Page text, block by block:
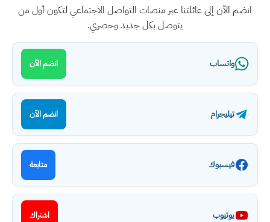
انضم الآن إلى عائلتنا عبر منصات التواصل الاجتماعي لتكون أول من
يتوصل بكل جديد وحصري.
واتساب انضم الآن
تيليجرام انضم الآن
فيسبوك متابعة
يوتيوب اشتراك